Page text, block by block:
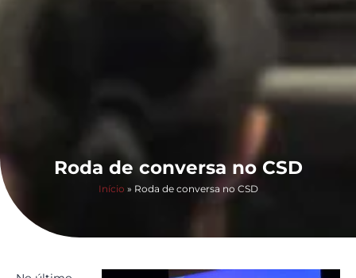
Roda de conversa no CSD
Início » Roda de conversa no CSD